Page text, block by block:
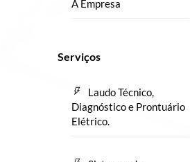
A Empresa
Serviços
Laudo Técnico,
Diagnóstico e Prontuário
Elétrico.